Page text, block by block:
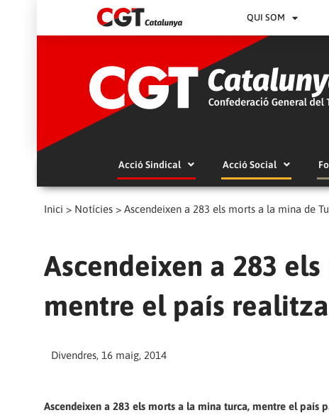
QUI SOM
Acció Sindical Acció Social
Inici > Notícies > Ascendeixen a 283 els morts a la mina de
Ascendeixen a 283
mentre el país
Divendres, 16 maig, 2014
Ascendeixen a 283 els morts a la mina turca, mentre el país